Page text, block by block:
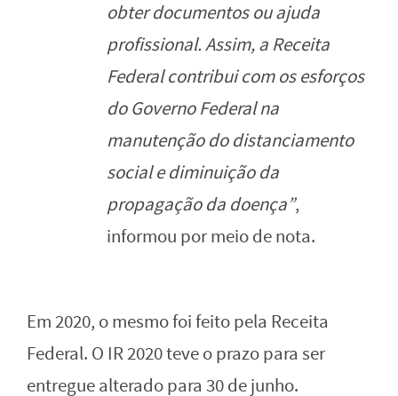
obter documentos ou ajuda
profissional. Assim, a Receita
Federal contribui com os esforços
do Governo Federal na
manutenção do distanciamento
social e diminuição da
propagação da doença”,
informou por meio de nota.
Em 2020, o mesmo foi feito pela Receita
Federal. O IR 2020 teve o prazo para ser
entregue alterado para 30 de junho.